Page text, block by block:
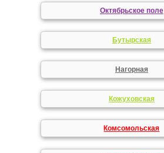
Октябрьское поле
Бутырская
Нагорная
Кожуховская
Комсомольская